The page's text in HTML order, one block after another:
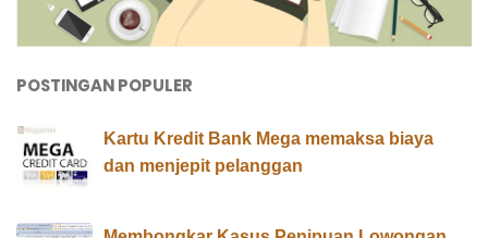
POSTINGAN POPULER
Kartu Kredit Bank Mega memaksa biaya
dan menjepit pelanggan